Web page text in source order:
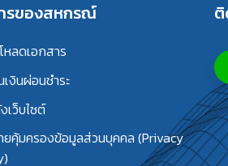
รของสหกรณ์
หลดเอกสาร
งินผ่อนชำระ
เว็บไซต์
ยคุ้มครองข้อมูลส่วนบุคคล (Privacy